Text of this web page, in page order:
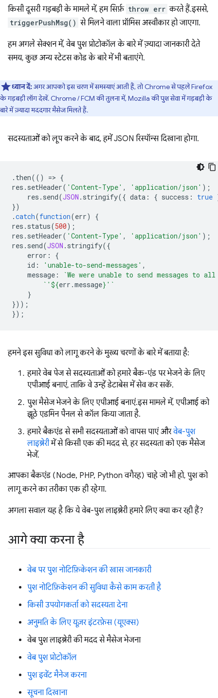
किसी दूसरी गड़बड़ी के मामले में, हम सिर्फ़ throw err करते हैं. इससे,
triggerPushMsg() से मिलने वाला प्रॉमिस अस्वीकार हो जाएगा.
हम अगले सेक्शन में, वेब पुश प्रोटोकॉल के बारे में ज़्यादा जानकारी देते
समय, कुछ अन्य स्टेटस कोड के बारे में भी बताएंगे.
ध्यान दें:अगर आपको इस चरण में समस्याएं आती हैं, तो Chrome से पहले Firefox
के गड़बड़ी लॉग देखें. Chrome / FCM की तुलना में, Mozilla की पुश सेवा में गड़बड़ी के
बारे में ज़्यादा मददगार मैसेज मिलते हैं.
सदस्यताओं को लूप करने के बाद, हमें JSON रिस्पॉन्स दिखाना होगा.
. then(() => {
res . setHeader( 'Content-Type' , 'application/json' );
res . send(JSON . stringify({ data : { success : true
})
.catch(function(err)
{
res . status(500);
res . setHeader( 'Content-Type' , 'application/json' );
res . send(JSON . stringify({
error :
{
id : 'unable-to-send-messages' ,
message :
`We were unable to send messages to
`' ${err .message} '`
}
}));
});
हमने इस सुविधा को लागू करने के मुख्य चरणों के बारे में बताया है:
हमारे वेब पेज से सदस्यताओं को हमारे बैक-एंड पर भेजने के लिए
एपीआई बनाएं, ताकि वे उन्हें डेटाबेस में सेव कर सकें.
पुश मैसेज भेजने के लिए एपीआई बनाएं. इस मामले में, एपीआई को
झूठे एडमिन पैनल से कॉल किया जाता है.
हमारे बैकएंड से सभी सदस्यताओं को वापस पाएं औरवेब-पुश
लाइब्रेरीमें से किसी एक की मदद से, हर सदस्यता को एक मैसेज
भेजें.
आपका बैकएंड (Node, PHP, Python वगैरह) चाहे जो भी हो, पुश को
लागू करने का तरीका एक ही रहेगा.
अगला सवाल यह है कि ये वेब-पुश लाइब्रेरी हमारे लिए क्या कर रही हैं?
आगे क्या करना है
वेब पर पुश नोटिफ़िकेशन की खास जानकारी
पुश नोटिफ़िकेशन की सुविधा कैसे काम करती है
किसी उपयोगकर्ता को सदस्यता देना
अनुमति के लिए यूज़र इंटरफ़ेस (यूएक्स)
वेब पुश लाइब्रेरी की मदद से मैसेज भेजना
वेब पुश प्रोटोकॉल
पुश इवेंट मैनेज करना
सूचना दिखाना